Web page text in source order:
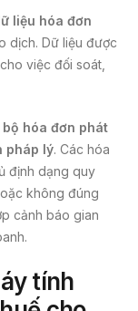
liệu hóa đơn
dịch. Dữ liệu được
việc đối soát,
hóa đơn phát
pháp lý. Các hóa
định dạng quy
không đúng
cảnh báo gian
tính